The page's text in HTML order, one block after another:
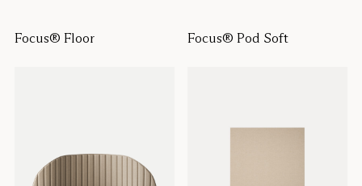
Focus® Floor Focus® Pod Soft